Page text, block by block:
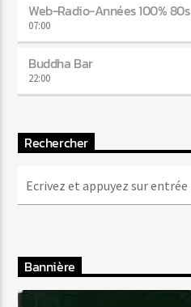
Web-Radio-Années 100% 80s
07:00
Buddha Bar
22:00
Rechercher
Bannière